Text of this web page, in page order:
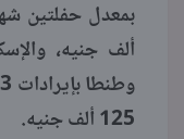
125 ألف جنيه.